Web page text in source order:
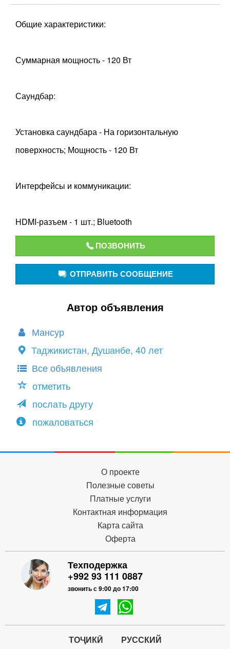
Общие характеристики:
Суммарная мощность - 120 Вт
Саундбар:
Установка саундбара - На горизонтальную
поверхность; Мощность - 120 Вт
Интерфейсы и коммуникации:
HDMI-разъем - 1 шт.; Bluetooth
ПОЗВОНИТЬ
ОТПРАВИТЬ СООБЩЕНИЕ
Автор объявления
Мансур
Таджикистан, Душанбе, 40 лет
Все объявления
отметить
послать другу
пожаловаться
О проекте
Полезные советы
Платные услуги
Контактная информация
Карта сайта
Оферта
Техподержка
+992 93 111 0887
звонить с 9:00 до 17:00
ТОҶИКӢ РУССКИЙ